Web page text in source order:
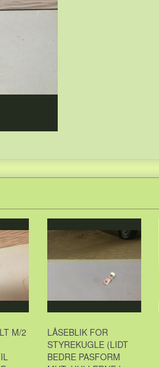
M/2
LÅSEBLIK FOR
STYREKUGLE (LIDT
BEDRE PASFORM